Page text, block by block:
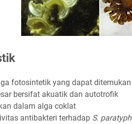
fotosintetik yang dapat
bersifat akuatik dan autotrofik
dalam alga coklat
antibakteri terhadap S.